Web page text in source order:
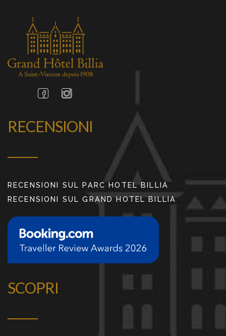
RECENSIONI
RECENSIONI SUL PARC HOTEL BILLIA
RECENSIONI SUL GRAND HOTEL BILLIA
SCOPRI